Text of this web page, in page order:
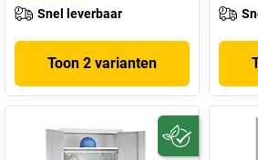
Snel leverbaar
Toon 2 varianten